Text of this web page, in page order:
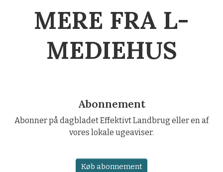
MERE FRA L-
MEDIEHUS
Abonnement
Abonner på dagbladet Effektivt Landbrug eller en af
vores lokale ugeaviser.
Køb abonnement